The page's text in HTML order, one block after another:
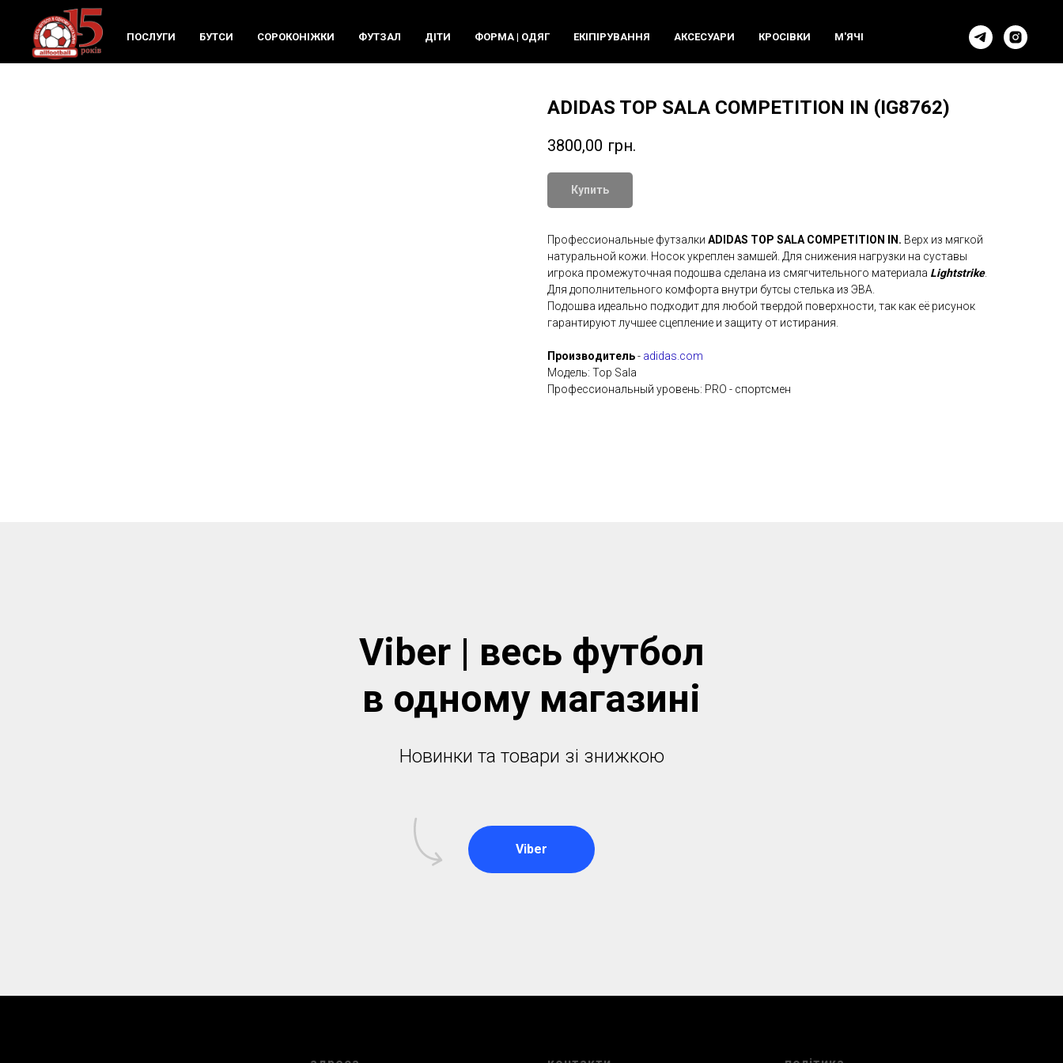
ПОСЛУГИ БУТСИ СОРОКОНIЖКИ ФУТЗАЛ ДIТИ ФОРМА | ОДЯГ ЕКIПIРУВАННЯ АКСЕСУАРИ КРОСIВКИ М'ЯЧI
ADIDAS TOP SALA COMPETITION IN (IG8762)
3800,00 грн.
Купить
Профессиональные футзалки ADIDAS TOP SALA COMPETITION IN. Верх из мягкой
натуральной кожи. Носок укреплен замшей. Для снижения нагрузки на суставы
игрока промежуточная подошва сделана из смягчительного материала Lightstrike.
Для дополнительного комфорта внутри бутсы стелька из ЭВА.
Подошва идеально подходит для любой твердой поверхности, так как её рисунок
гарантируют лучшее сцепление и защиту от истирания.
Производитель- adidas.com
Модель: Top Sala
Профессиональный уровень: PRO - спортсмен
Viber | весь футбол
в одному магазинi
Новинки та товари зі знижкою
Viber